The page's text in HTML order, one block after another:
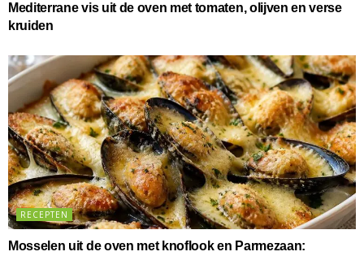
Mediterrane vis uit de oven met tomaten, olijven en verse
kruiden
RECEPTEN
Mosselen uit de oven met knoflook en Parmezaan: